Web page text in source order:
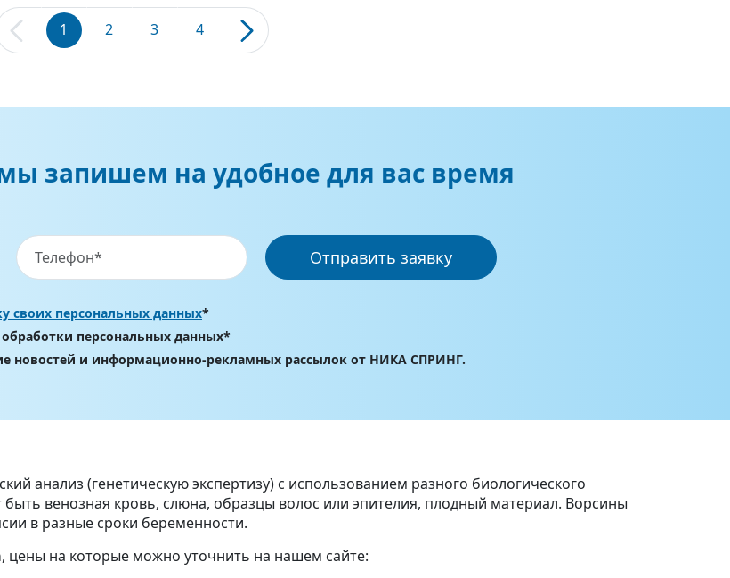
1 2 3 4
запишем на удобное для вас время
Отправить заявку
своих персональных данных*
обработки персональных данных*
новостей и информационно-рекламных рассылок от НИКА СПРИНГ.
анализ (генетическую экспертизу) с использованием разного биологического
венозная кровь, слюна, образцы волос или эпителия, плодный материал. Ворсины
в разные сроки беременности.
, цены на которые можно уточнить на нашем сайте: